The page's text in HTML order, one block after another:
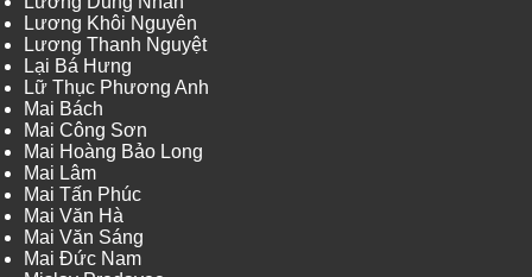
Lương Khôi Nguyên
Lương Thanh Nguyệt
Lại Bá Hưng
Lữ Thục Phương Anh
Mai Bách
Mai Công Sơn
Mai Hoàng Bảo Long
Mai Lâm
Mai Tấn Phúc
Mai Văn Hà
Mai Văn Sáng
Mai Đức Nam